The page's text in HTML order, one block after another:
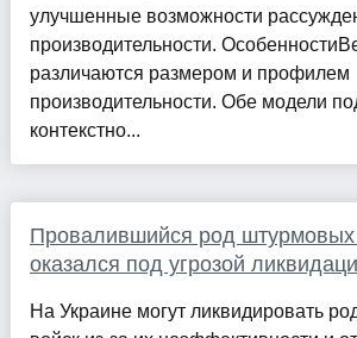
улучшенные возможности
производительности.
различаются размером и профилем
производительности. Обе модели
контекстно...
Провалившийся род
оказался под угрозой
На Украине могут ликвидировать